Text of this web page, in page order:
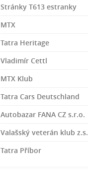
Stránky T613 estranky
MTX
Tatra Heritage
Vladimír Cettl
MTX Klub
Tatra Cars Deutschland
Autobazar FANA CZ s.r.o.
Valašský veterán klub z.s.
Tatra Příbor